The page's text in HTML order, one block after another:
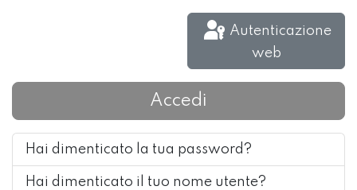
web
Accedi
Hai dimenticato la tua password?
Hai dimenticato il tuo nome utente?